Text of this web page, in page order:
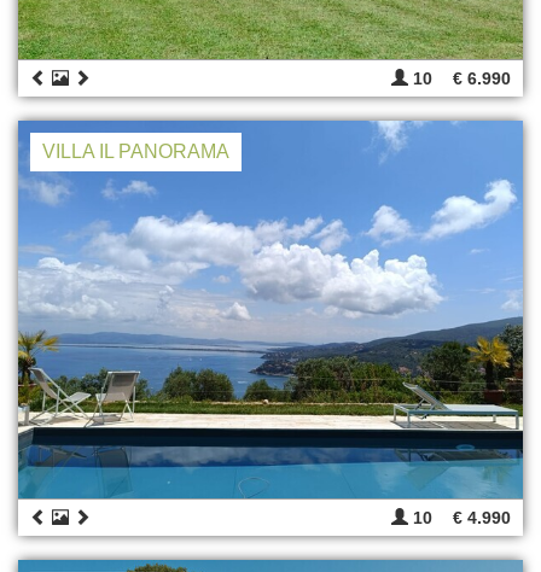
10 € 6.990
VILLA IL PANORAMA
10 € 4.990